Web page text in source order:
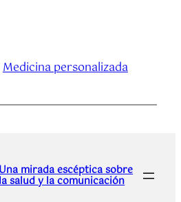
Medicina personalizada
mirada escéptica sobre
salud y la comunicación